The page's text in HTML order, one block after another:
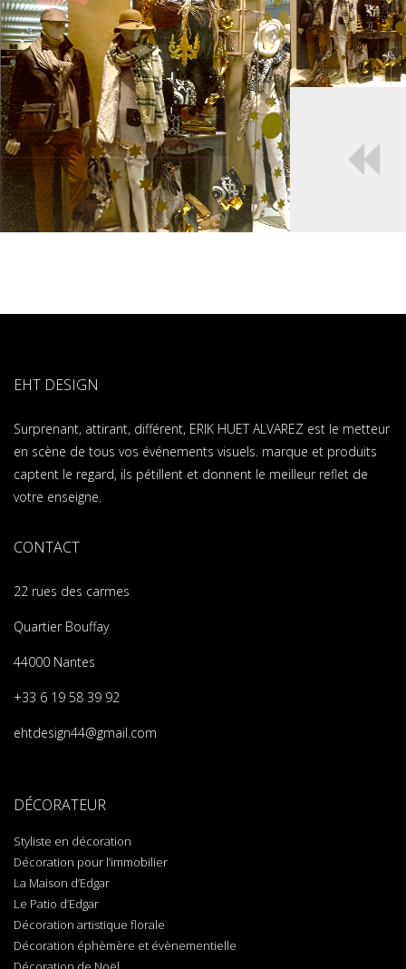
EHT DESIGN
Surprenant, attirant, différent, ERIK HUET ALVAREZ est le metteur
en scène de tous vos événements visuels. marque et produits
captent le regard, ils pétillent et donnent le meilleur reflet de
votre enseigne.
CONTACT
22 rues des carmes
Quartier Bouffay
44000 Nantes
+33 6 19 58 39 92
ehtdesign44@gmail.com
DÉCORATEUR
Styliste en décoration
Décoration pour l’immobilier
La Maison d’Edgar
Le Patio d’Edgar
Décoration artistique florale
Décoration éphèmère et évènementielle